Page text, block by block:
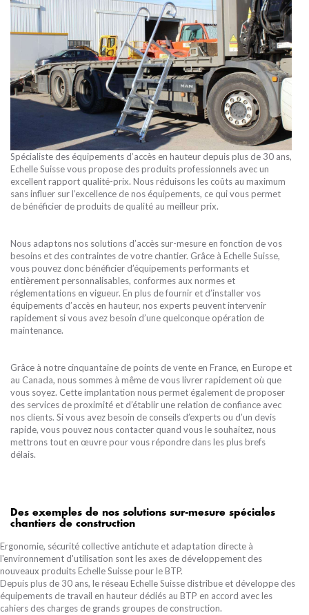
Spécialiste des équipements d’accès en hauteur depuis plus de 30 ans,
Echelle Suisse vous propose des produits professionnels avec un
excellent rapport qualité-prix. Nous réduisons les coûts au maximum
sans influer sur l’excellence de nos équipements, ce qui vous permet
de bénéficier de produits de qualité au meilleur prix.
Nous adaptons nos solutions d’accès sur-mesure en fonction de vos
besoins et des contraintes de votre chantier. Grâce à Echelle Suisse,
vous pouvez donc bénéficier d’équipements performants et
entièrement personnalisables, conformes aux normes et
réglementations en vigueur. En plus de fournir et d’installer vos
équipements d’accès en hauteur, nos experts peuvent intervenir
rapidement si vous avez besoin d’une quelconque opération de
maintenance.
Grâce à notre cinquantaine de points de vente en France, en Europe et
au Canada, nous sommes à même de vous livrer rapidement où que
vous soyez. Cette implantation nous permet également de proposer
des services de proximité et d’établir une relation de confiance avec
nos clients. Si vous avez besoin de conseils d’experts ou d’un devis
rapide, vous pouvez nous contacter quand vous le souhaitez, nous
mettrons tout en œuvre pour vous répondre dans les plus brefs
délais.
Des exemples de nos solutions sur-mesure spéciales
chantiers de construction
Ergonomie, sécurité collective antichute et adaptation directe à
l'environnement d'utilisation sont les axes de développement des
nouveaux produits Echelle Suisse pour le BTP.
Depuis plus de 30 ans, le réseau Echelle Suisse distribue et développe des
équipements de travail en hauteur dédiés au BTP en accord avec les
cahiers des charges de grands groupes de construction.